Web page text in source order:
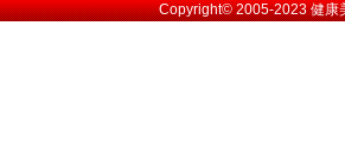
Copyright© 2005-2023健康